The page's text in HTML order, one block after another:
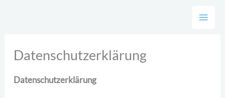
Datenschutzerklärung
Datenschutzerklärung